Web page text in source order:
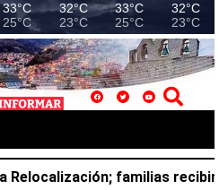
33°C
25°C
32°C
23°C
33°C
25°C
32°C
23°C
familias recibirán